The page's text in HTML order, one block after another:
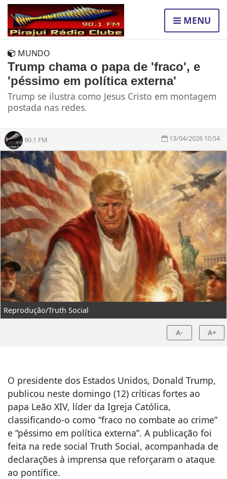
MENU
MUNDO
Trump chama o papa de 'fraco', e
'péssimo em política externa'
Trump se ilustra como Jesus Cristo em montagem
postada nas redes.
90.1 FM 13/04/2026 10:54
Reprodução/Truth Social
A- A+
O presidente dos Estados Unidos, Donald Trump,
publicou neste domingo (12) críticas fortes ao
papa Leão XIV, líder da Igreja Católica,
classificando-o como “fraco no combate ao crime”
e “péssimo em política externa”. A publicação foi
feita na rede social Truth Social, acompanhada de
declarações à imprensa que reforçaram o ataque
ao pontífice.